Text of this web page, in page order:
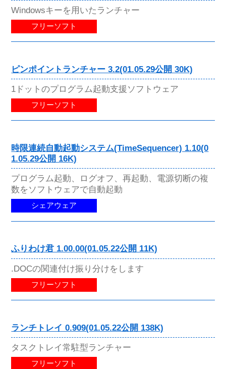
Windowsキーを用いたランチャー
フリーソフト
ピンポイントランチャー 3.2(01.05.29公開 30K)
1ドットのプログラム起動支援ソフトウェア
フリーソフト
時限連続自動起動システム(TimeSequencer) 1.10(0
1.05.29公開 16K)
プログラム起動、ログオフ、再起動、電源切断の複
数をソフトウェアで自動起動
シェアウェア
ふりわけ君 1.00.00(01.05.22公開 11K)
.DOCの関連付け振り分けをします
フリーソフト
ランチトレイ 0.909(01.05.22公開 138K)
タスクトレイ常駐型ランチャー
フリーソフト